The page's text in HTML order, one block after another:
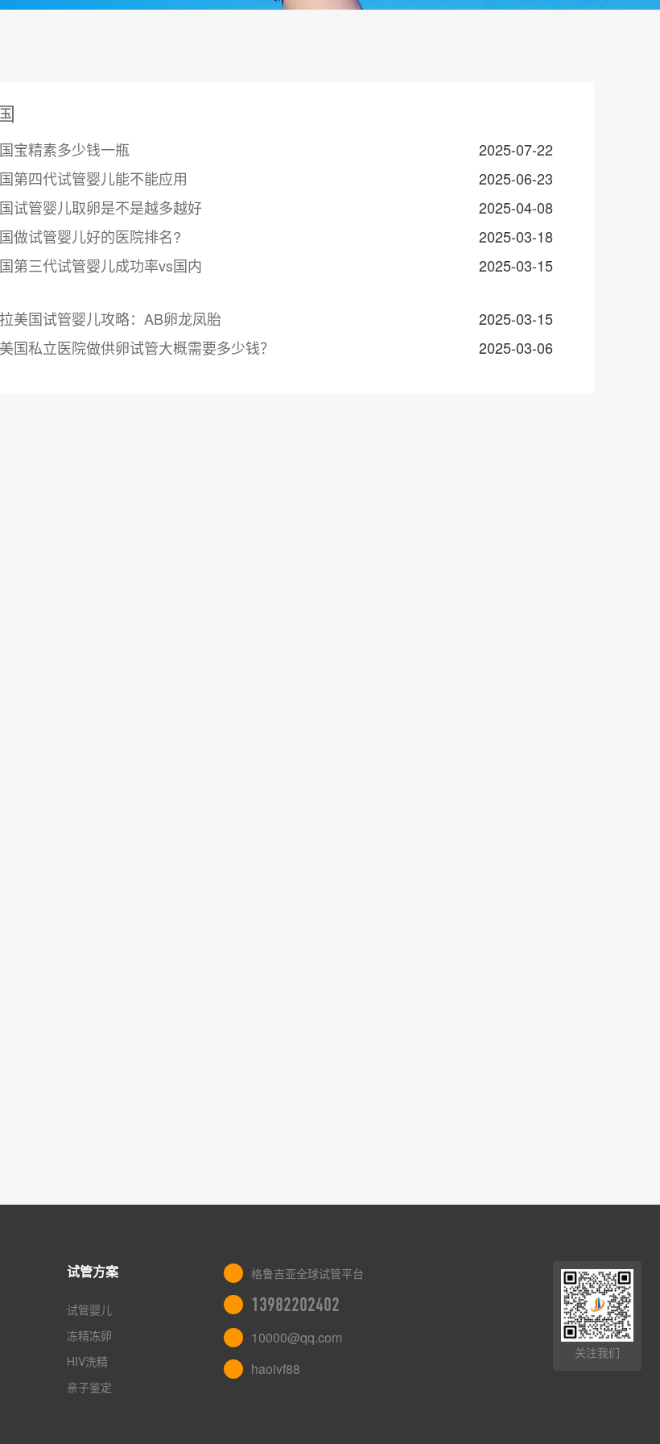
宝精素多少钱一瓶
2025-07-22
第四代试管婴儿能不能应用
2025-06-23
试管婴儿取卵是不是越多越好
2025-04-08
做试管婴儿好的医院排名?
2025-03-18
第三代试管婴儿成功率vs国内
2025-03-15
美国试管婴儿攻略：AB卵龙凤胎
2025-03-15
国私立医院做供卵试管大概需要多少钱？
2025-03-06
试管方案
试管婴儿
冻精冻卵
HIV洗精
亲子鉴定
格鲁吉亚全球试管平台
13982202402
10000@qq.com
haoivf88
关注我们